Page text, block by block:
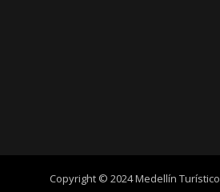
Copyright © 2024 Medellín Turístico